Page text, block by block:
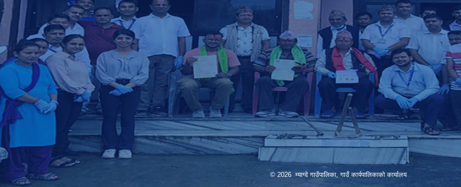
© 2026 म्याग्दे गाउँपालिका, गाउँ कार्यपालिकाको कार्यालय